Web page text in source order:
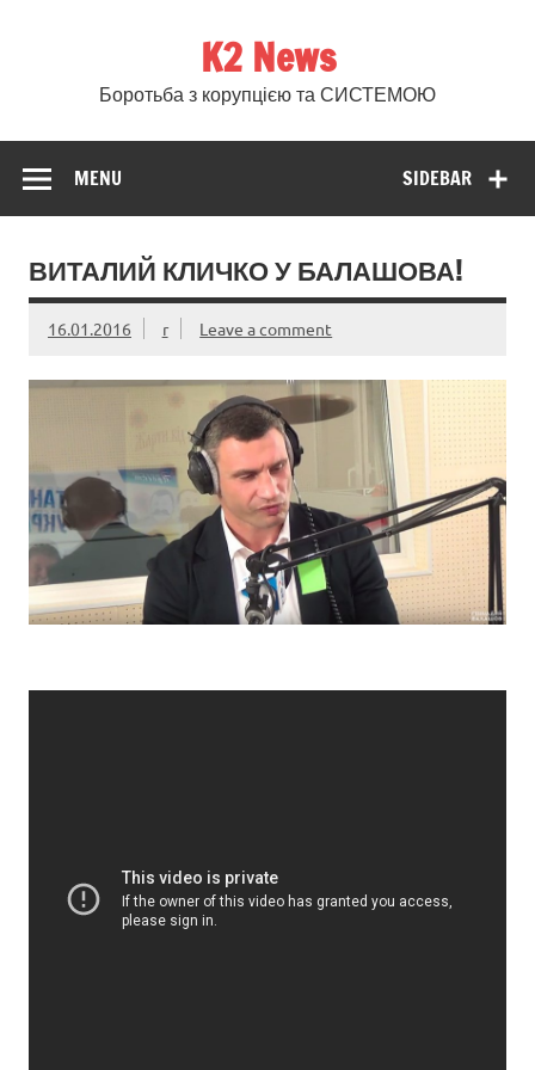
K2 News
Боротьба з корупцією та СИСТЕМОЮ
SIDEBAR
MENU
ВИТАЛИЙ КЛИЧКО У БАЛАШОВА!
16.01.2016 r Leave a comment